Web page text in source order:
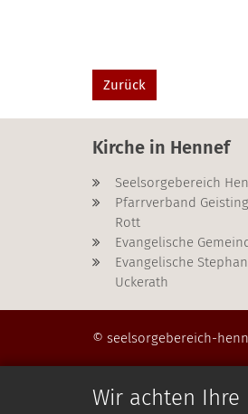
Wir achten Ihre
Zurück
Kirche in Hennef
Seelsorgebereich
Pfarrverband
Rott
Evangelische
Evangelische
Uckerath
© seelsorgebereich-